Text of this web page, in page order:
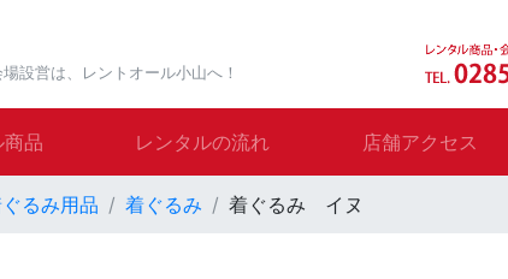
設営は、レントオール小山へ！
商品 レンタルの流れ 店舗アクセス
るみ用品 着ぐるみ 着ぐるみ イヌ